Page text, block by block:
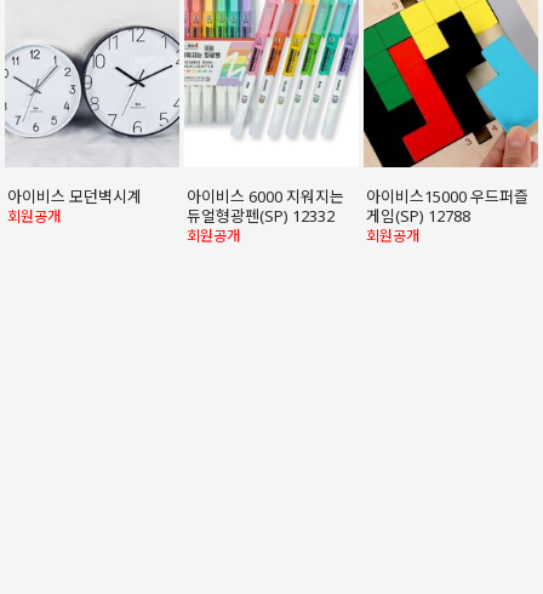
아이비스 모던벽시계
회원공개
아이비스 6000 지워지는
듀얼형광펜(SP) 12332
회원공개
아이비스15000 우드퍼즐
게임(SP) 12788
회원공개